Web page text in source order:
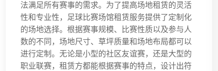
法满足所有赛事的需求。为了提高场地租赁的灵活
性和专业性，足球比赛场馆租赁服务提供了定制化
的场地选择。根据赛事规模、比赛性质以及参与人
数的不同，场地尺寸、草坪质量和场地布局都可以
进行定制。无论是小型的社区友谊赛，还是大型的
职业联赛，租赁方都能根据赛事的特点，设计出符